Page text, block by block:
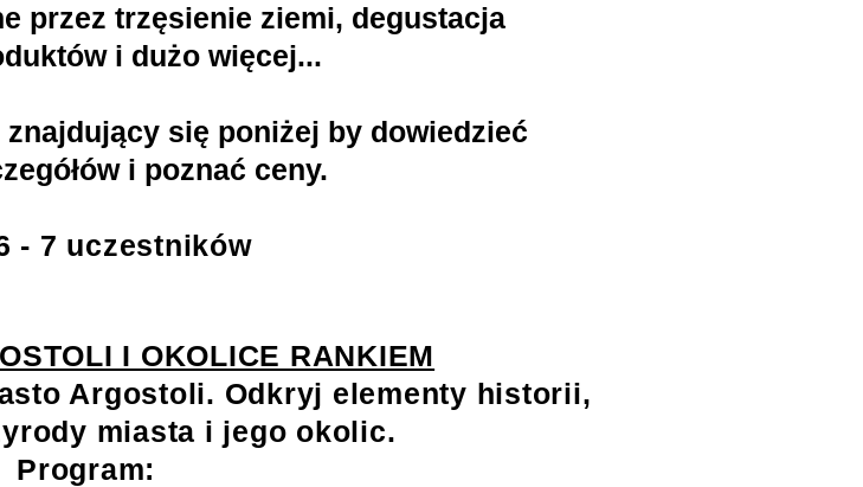
przez trzęsienie ziemi, degustacja
i dużo więcej...
się poniżej by dowiedzieć
i poznać ceny.
- 7 uczestników
I OKOLICE RANKIEM
Argostoli. Odkryj elementy historii,
miasta i jego okolic.
Program: